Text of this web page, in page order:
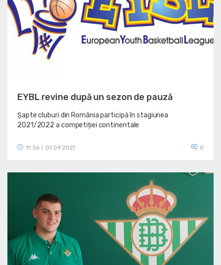
EYBL revine după un sezon de pauză
Șapte cluburi din România participă în stagiunea
2021/2022 a competiției continentale
11:36 01.09.2021 0